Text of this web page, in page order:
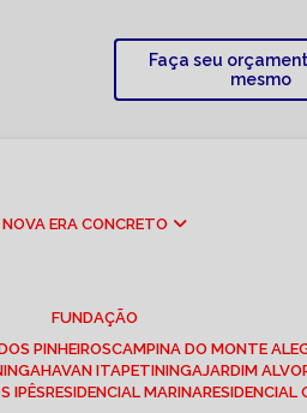
Faça seu
mesmo
NOVA ERA CONCRETO
FUNDAÇÃO
PINHEIROS CAMPINA DO MONTE
HAVAN ITAPETININGA JARDIM
IPÊS RESIDENCIAL MARINA